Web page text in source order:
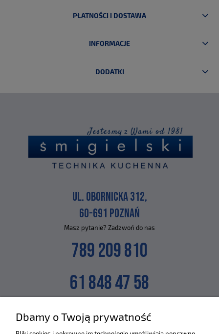
PŁATNOŚCI I DOSTAWA
INFORMACJE
DODATKI
UL. OBORNICKA 312,
60-691 POZNAŃ
Masz pytanie? Zadzwoń do nas
789 209 810
61 848 47 58
SKLEP@ZLEWOZMYWAKI.PL
Dbamy o Twoją prywatność